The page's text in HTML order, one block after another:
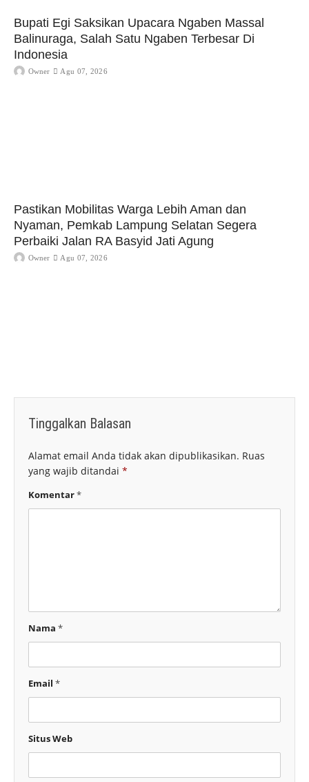
Bupati Egi Saksikan Upacara Ngaben Massal
Balinuraga, Salah Satu Ngaben Terbesar Di
Indonesia
Owner Agu 07, 2026
Pastikan Mobilitas Warga Lebih Aman dan
Nyaman, Pemkab Lampung Selatan Segera
Perbaiki Jalan RA Basyid Jati Agung
Owner Agu 07, 2026
Tinggalkan Balasan
Alamat email Anda tidak akan dipublikasikan. Ruas
yang wajib ditandai *
Komentar*
Nama *
Email *
Situs Web